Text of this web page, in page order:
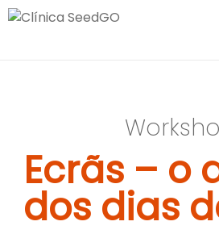
Skip
SeedGO Saúde
Clínica SeedGO fica
Ecrãs – o
dos dias